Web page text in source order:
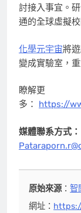
討接入事宜。
通的全球虛擬校
化學元宇宙將
變成實驗室，
瞭解更
多： https://
媒體聯系方式：
原始來源：智
網址：